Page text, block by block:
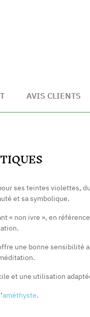
AVIS CLIENTS
ses teintes violettes,
et sa symbolique.
« non ivre », en
une bonne
et une utilisation
améthyste.